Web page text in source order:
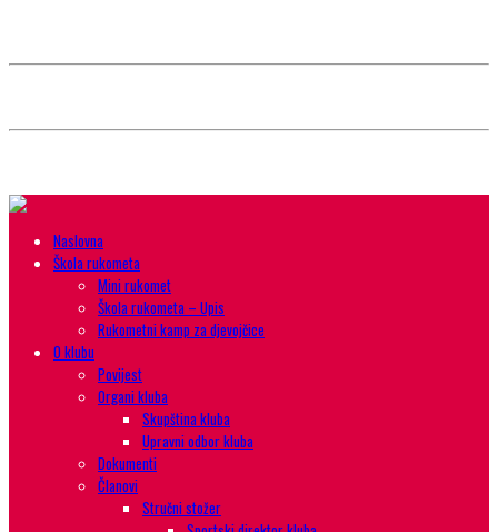
Naslovna
Škola rukometa
Mini rukomet
Škola rukometa – Upis
Rukometni kamp za djevojčice
O klubu
Povijest
Organi kluba
Skupština kluba
Upravni odbor kluba
Dokumenti
Članovi
Stručni stožer